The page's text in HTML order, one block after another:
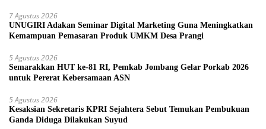
7 Agustus 2026
UNUGIRI Adakan Seminar Digital Marketing Guna Meningkatkan
Kemampuan Pemasaran Produk UMKM Desa Prangi
5 Agustus 2026
Semarakkan HUT ke-81 RI, Pemkab Jombang Gelar Porkab 2026
untuk Pererat Kebersamaan ASN
5 Agustus 2026
Kesaksian Sekretaris KPRI Sejahtera Sebut Temukan Pembukuan
Ganda Diduga Dilakukan Suyud